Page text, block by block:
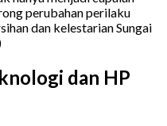
perubahan perilaku
dan kelestarian Sungai
dan HP